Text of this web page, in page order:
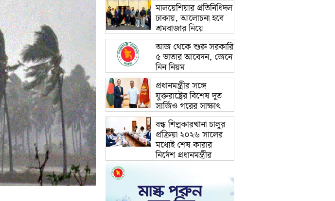
মালয়েশিয়ার প্রতিনিধিদল
ঢাকায়, আলোচনা হবে
শ্রমবাজার নিয়ে
আজ থেকে শুরু সরকারি
৫ ভাতার আবেদন, জেনে
নিন নিয়ম
প্রধানমন্ত্রীর সঙ্গে
যুক্তরাষ্ট্রের বিশেষ দূত
সার্জিও গরের সাক্ষাৎ
বন্ধ শিল্পকারখানা চালুর
প্রক্রিয়া ২০২৬ সালের
মধ্যেই শেষ কারার
নির্দেশ প্রধানমন্ত্রীর